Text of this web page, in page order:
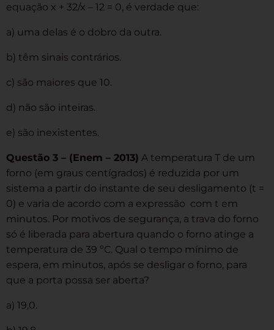
equação x + 32/x – 12 = 0, é verdade que:
a) uma delas é o dobro da outra.
b) têm sinais contrários.
c) são maiores que 10.
d) não são inteiras.
e) são inexistentes.
Questão 3 – (Enem – 2013) A temperatura T de um
forno (em graus centígrados) é reduzida por um
sistema a partir do instante de seu desligamento (t =
0) e varia de acordo com a expressão com t em
minutos. Por motivos de segurança, a trava do forno
só é liberada para abertura quando o forno atinge a
temperatura de 39 ºC. Qual o tempo mínimo de
espera, em minutos, após se desligar o forno, para
que a porta possa ser aberta?
a) 19,0.